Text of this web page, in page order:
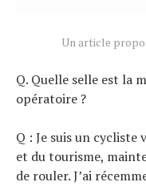
Un article
Q. Quelle selle est la
opératoire ?
Q : Je suis un
et du tourisme,
de rouler. J’ai